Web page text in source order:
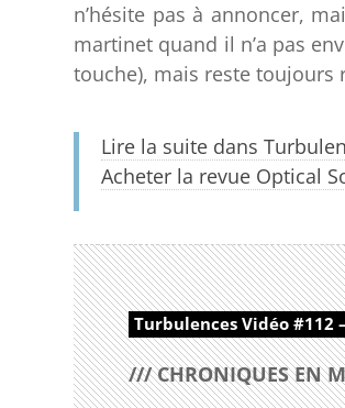
n’hésite pas à annoncer,
martinet quand il n’a pas
touche), mais reste
Lire la suite dans
Acheter la revue Optical
Turbulences Vidéo #112
/// CHRONIQUES EN